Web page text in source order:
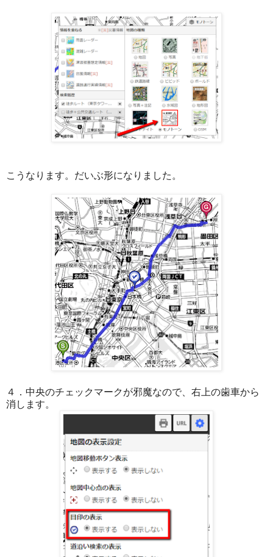
こうなります。だいぶ形になりました。
４．中央のチェックマークが邪魔なので、右上の歯車から
消します。